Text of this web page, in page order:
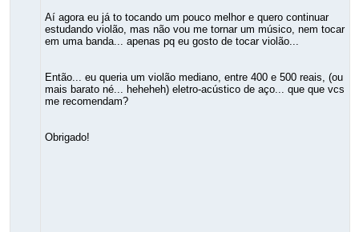
Aí agora eu já to tocando um pouco melhor e quero continuar
estudando violão, mas não vou me tornar um músico, nem tocar
em uma banda... apenas pq eu gosto de tocar violão...
Então... eu queria um violão mediano, entre 400 e 500 reais, (ou
mais barato né... heheheh) eletro-acústico de aço... que que vcs
me recomendam?
Obrigado!